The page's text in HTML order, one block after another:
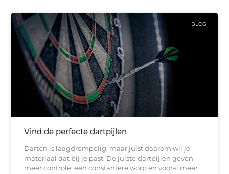
BLOG
Vind de perfecte dartpijlen
Darten is laagdrempelig, maar juist daarom wil je
materiaal dat bij je past. De juiste dartpijlen geven
meer controle, een constantere worp en vooral meer